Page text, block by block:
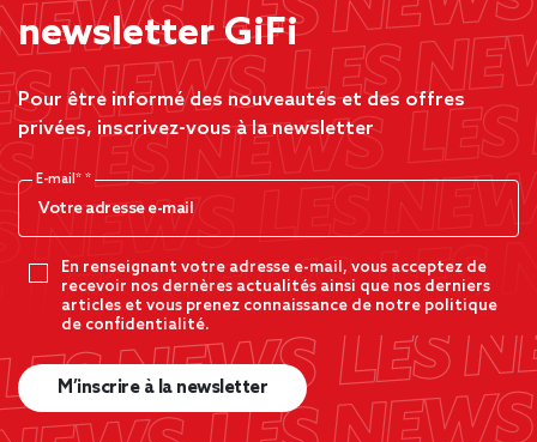
newsletter GiFi
Pour être informé des nouveautés et des offres
privées, inscrivez-vous à la newsletter
E-mail*
En renseignant votre adresse e-mail, vous acceptez de
recevoir nos dernères actualités ainsi que nos derniers
articles et vous prenez connaissance de notre politique
de confidentialité.
M’inscrire à la newsletter